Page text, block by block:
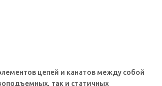
цепей и канатов между собой
так и статичных